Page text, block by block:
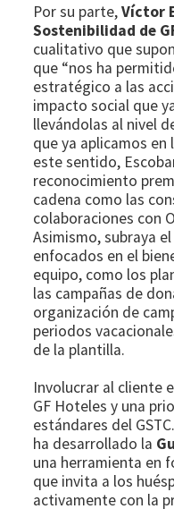
Por su parte,Víctor
Sostenibilidad de
cualitativo que
que “nos ha
estratégico a las
impacto social que
llevándolas al nivel
que ya aplicamos en
este sentido,
reconocimiento
cadena como las
colaboraciones con
Asimismo, subraya
enfocados en el
equipo, como los
las campañas de
organización de
periodos
de la plantilla.
Involucrar al cliente
GF Hoteles y una
estándares del
ha desarrollado la
una herramienta en
que invita a los
activamente con la